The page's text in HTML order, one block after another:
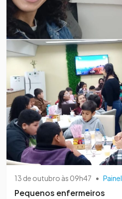
13 de outubro às 09h47 • Painel
Pequenos enfermeiros